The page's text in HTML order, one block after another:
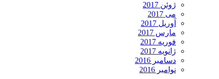
مارس 2017
دسامبر 2016